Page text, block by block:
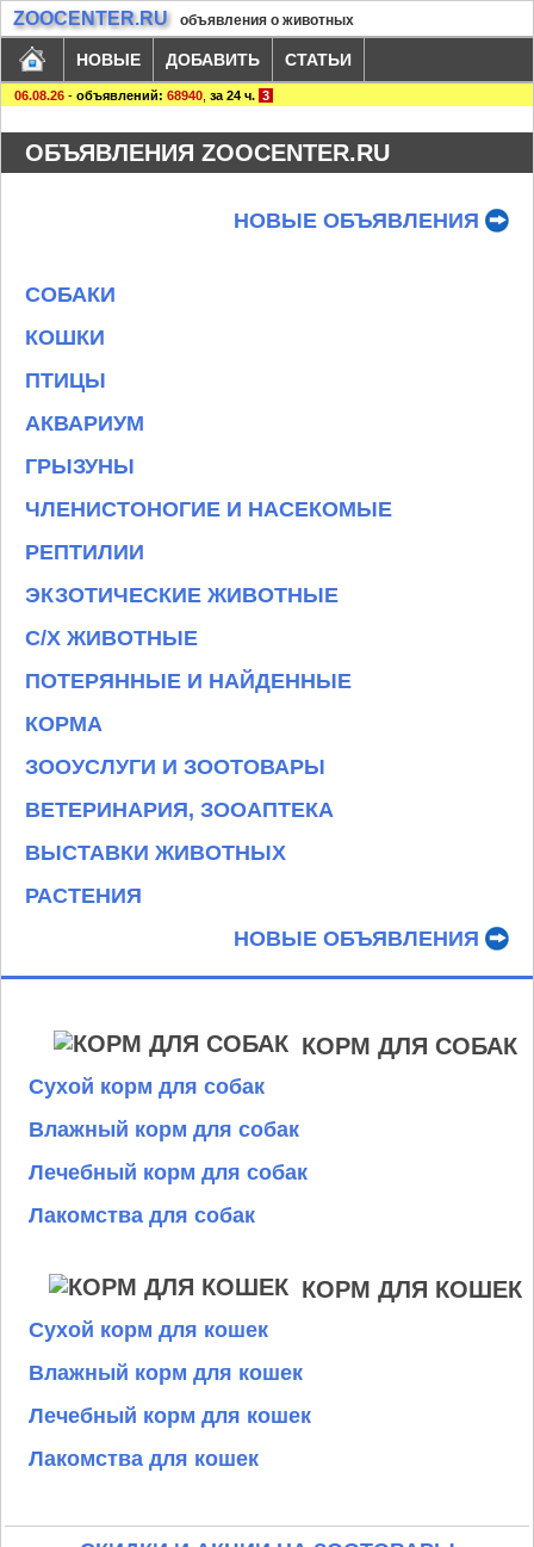
ZOOCENTER.RU объявления о животных
НОВЫЕ ДОБАВИТЬ СТАТЬИ
06.08.26 - объявлений: 68940 за 24 ч. 3
ОБЪЯВЛЕНИЯ ZOOCENTER.RU
НОВЫЕ ОБЪЯВЛЕНИЯ
СОБАКИ
КОШКИ
ПТИЦЫ
АКВАРИУМ
ГРЫЗУНЫ
ЧЛЕНИСТОНОГИЕ И НАСЕКОМЫЕ
РЕПТИЛИИ
ЭКЗОТИЧЕСКИЕ ЖИВОТНЫЕ
С/Х ЖИВОТНЫЕ
ПОТЕРЯННЫЕ И НАЙДЕННЫЕ
КОРМА
ЗООУСЛУГИ И ЗООТОВАРЫ
ВЕТЕРИНАРИЯ, ЗООАПТЕКА
ВЫСТАВКИ ЖИВОТНЫХ
РАСТЕНИЯ
НОВЫЕ ОБЪЯВЛЕНИЯ
КОРМ ДЛЯ СОБАК
Сухой корм для собак
Влажный корм для собак
Лечебный корм для собак
Лакомства для собак
КОРМ ДЛЯ КОШЕК
Сухой корм для кошек
Влажный корм для кошек
Лечебный корм для кошек
Лакомства для кошек